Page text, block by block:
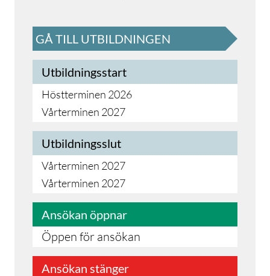
GÅ TILL UTBILDNINGEN
Utbildningsstart
Höstterminen 2026
Vårterminen 2027
Utbildningsslut
Vårterminen 2027
Vårterminen 2027
Ansökan öppnar
Öppen för ansökan
Ansökan stänger